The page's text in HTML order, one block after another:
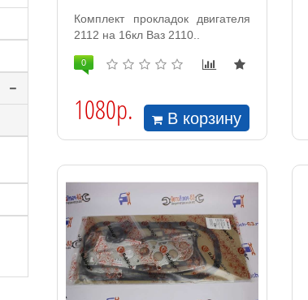
Комплект прокладок двигателя
2112 на 16кл Ваз 2110..
0
1080р. В корзину